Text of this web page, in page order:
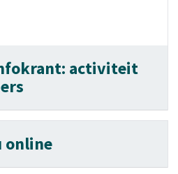
activiteit
online